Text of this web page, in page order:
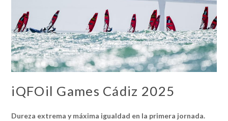
iQFOil Games Cádiz 2025
Dureza extrema y máxima igualdad en la primera jornada.